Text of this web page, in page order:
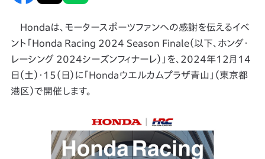
Hondaは、モータースポーツファンへの感謝を伝えるイベ
ント「Honda Racing 2024 Season Finale（以下、ホンダ・
レーシング 2024シーズンフィナーレ）」を、2024年12月14
日（土）・15（日）に「Hondaウエルカムプラザ青山」（東京都
港区）で開催します。